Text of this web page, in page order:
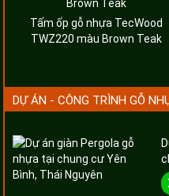
Tấm ốp gỗ nhựa TecWood
TWZ220 màu Brown Teak
DỰ ÁN - CÔNG TRÌNH GỖ